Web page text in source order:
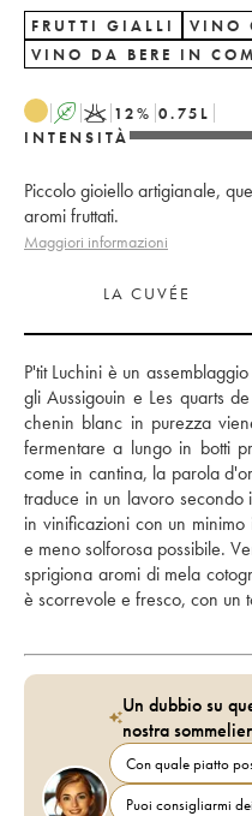
FRUTTI GIALLI
VINO
VINO DA BERE IN
A K 12% 0.75 L
INTENSITÀ
Piccolo gioiello artigianale,
aromi fruttati.
Maggiori informazioni
LA CUVÉE
P'tit Luchini è un
gli Aussigouin e Les quarts
chenin blanc in purezza
fermentare a lungo in botti
come in cantina, la parola
traduce in un lavoro secondo
in vinificazioni con un
e meno solforosa possibile.
sprigiona aromi di mela
è scorrevole e fresco, con un
Un dubbio su
nostra
Con quale piatto
Puoi consigliarmi